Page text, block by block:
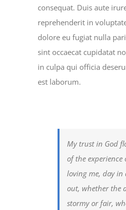
consequat. Duis aute
reprehenderit in
dolore eu fugiat nulla
sint occaecat cupidatat
in culpa qui officia
est laborum.
My trust in God
of the experience
loving me, day in
out, whether the
stormy or fair,